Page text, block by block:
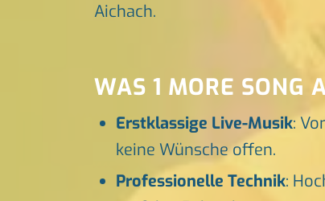
Aichach.
WAS 1 MORE SONG
Erstklassige Live-Musik:
keine Wünsche offen.
Professionelle Technik: